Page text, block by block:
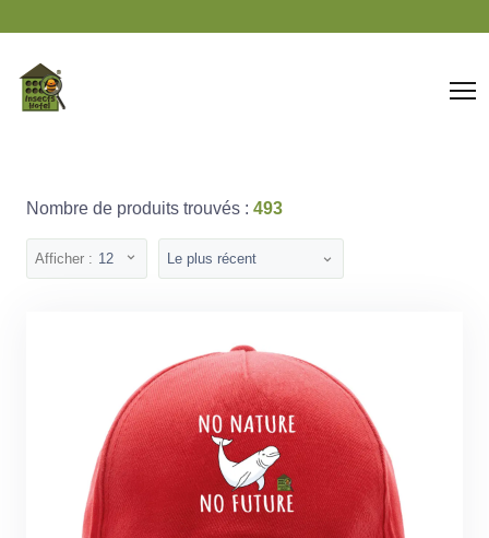
Nombre de produits trouvés : 493
Afficher : 12 Le plus récent